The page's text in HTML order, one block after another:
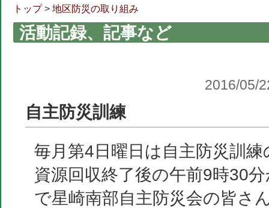
トップ> 地区防災の取り組み
活動記録、記事など
2016/05/
自主防災訓練
毎月第4日曜日は自主防災訓練
資源回収終了後の午前9時30
で星崎南部自主防災会の皆さ